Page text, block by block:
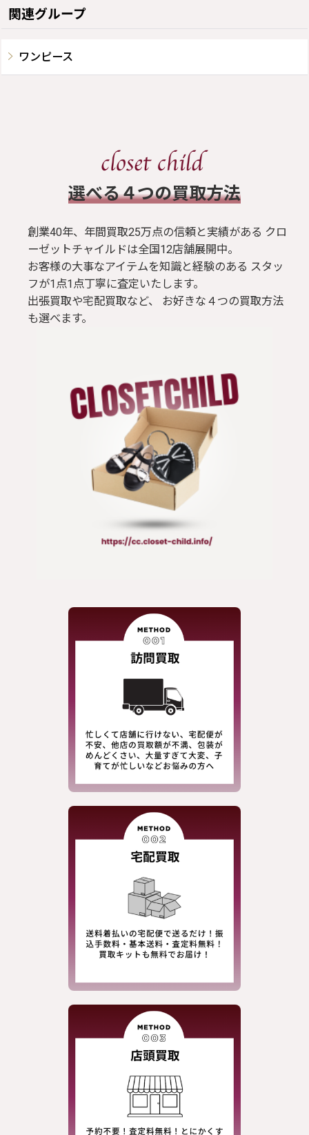
関連グループ
ワンピース
​選べる４つの買取方法
創業40年、年間買取25万点の信頼と実績がある クロ
ーゼットチャイルドは全国12店舗展開中。
お客様の大事なアイテムを知識と経験のある スタッ
フが1点1点丁寧に査定いたします。
出張買取や宅配買取など、 お好きな４つの買取方法
も選べます。